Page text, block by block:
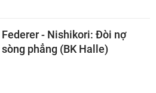
Federer - Nishikori: Đòi nợ
sòng phẳng (BK Halle)